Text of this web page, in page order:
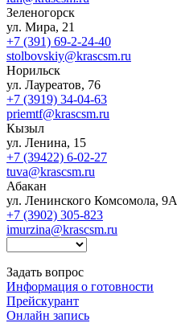
Зеленогорск
ул. Мира, 21
+7 (391) 69-2-24-40
stolbovskiy@krascsm.ru
Норильск
ул. Лауреатов, 76
+7 (3919) 34-04-63
priemtf@krascsm.ru
Кызыл
ул. Ленина, 15
+7 (39422) 6-02-27
tuva@krascsm.ru
Абакан
ул. Ленинского Комсомола, 9А
+7 (3902) 305-823
imurzina@krascsm.ru
Задать вопрос
Информация о готовности
Прейскурант
Онлайн запись